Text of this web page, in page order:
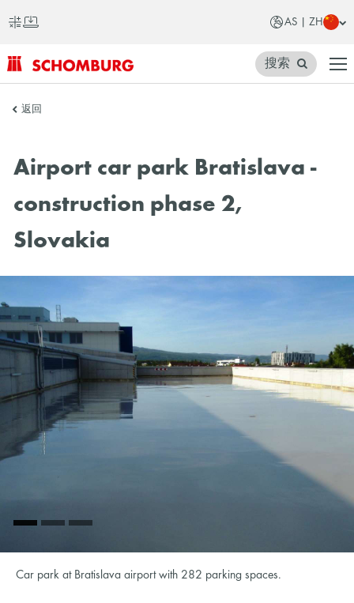
AS | ZH
SCHOMBURG
洲
搜索
返回
Airport car park Bratislava -
construction phase 2,
Slovakia
Car park at Bratislava airport with 282 parking spaces.